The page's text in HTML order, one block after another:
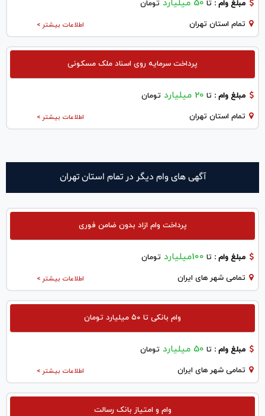
مبلغ وام : تا 50 میلیارد تومان
اطلاعات بیشتر > تمام استان تهران
پرداخت سرمایه روی اسناد ملک مسکونی
مبلغ وام : تا 20 میلیارد تومان
اطلاعات بیشتر > تمام استان تهران
آگهی های وام دیگر در تمام استان تهران
پرداخت وام ازاد بدون ضامن فوری
مبلغ وام : تا 100میلیارد تومان
اطلاعات بیشتر > تمامی شهر های ایران
وام بانکی تا ۵۰ میلیارد تومان
مبلغ وام : تا 50 میلیارد تومان
اطلاعات بیشتر > تمامی شهر های ایران
وام و امتیاز بانک رسالت